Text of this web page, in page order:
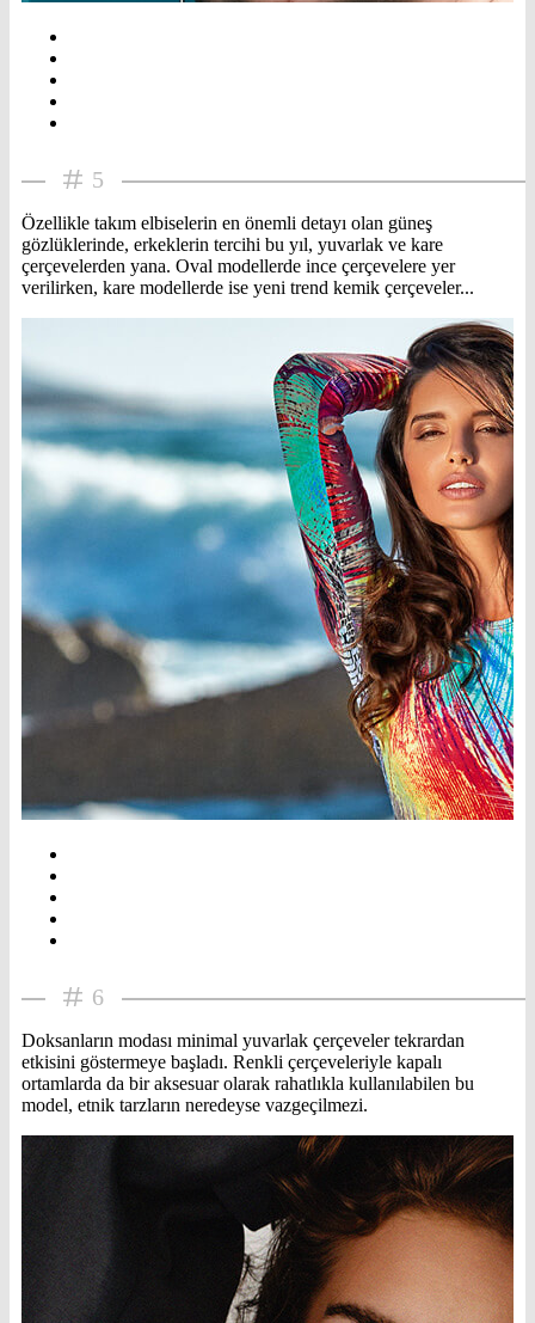
5
Özellikle takım elbiselerin en önemli detayı olan güneş
gözlüklerinde, erkeklerin tercihi bu yıl, yuvarlak ve kare
çerçevelerden yana. Oval modellerde ince çerçevelere yer
verilirken, kare modellerde ise yeni trend kemik çerçeveler...
6
Doksanların modası minimal yuvarlak çerçeveler tekrardan
etkisini göstermeye başladı. Renkli çerçeveleriyle kapalı
ortamlarda da bir aksesuar olarak rahatlıkla kullanılabilen bu
model, etnik tarzların neredeyse vazgeçilmezi.